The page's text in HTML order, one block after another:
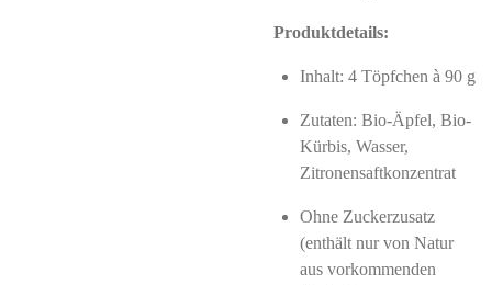
Produktdetails:
Inhalt: 4 Töpfchen à 90 g
Zutaten: Bio-Äpfel, Bio-
Kürbis, Wasser,
Zitronensaftkonzentrat
Ohne Zuckerzusatz
(enthält nur von Natur
aus vorkommenden